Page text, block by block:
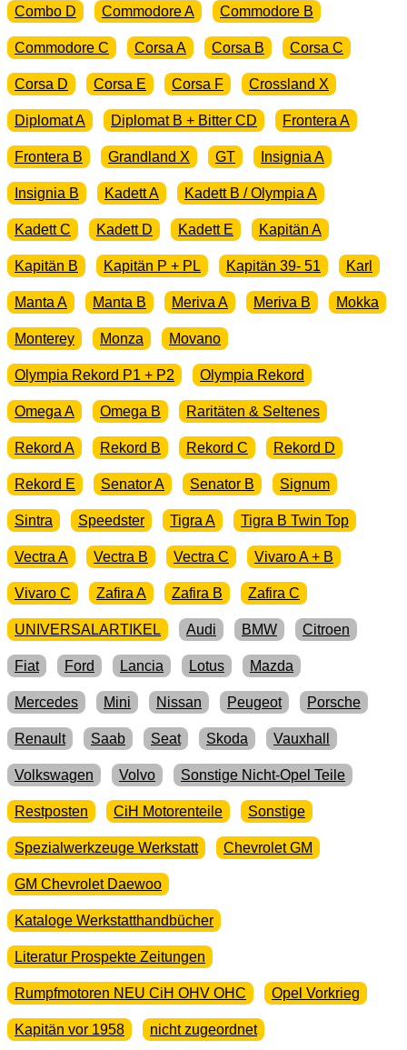
Combo D Commodore A Commodore B
Commodore C Corsa A Corsa B Corsa C
Corsa D Corsa E Corsa F Crossland X
Diplomat A Diplomat B + Bitter CD Frontera A
Frontera B Grandland X GT Insignia A
Insignia B Kadett A Kadett B / Olympia A
Kadett C Kadett D Kadett E Kapitän A
Kapitän B Kapitän P + PL Kapitän 39- 51 Karl
Manta A Manta B Meriva A Meriva B Mokka
Monterey Monza Movano
Olympia Rekord P1 + P2 Olympia Rekord
Omega A Omega B Raritäten & Seltenes
Rekord A Rekord B Rekord C Rekord D
Rekord E Senator A Senator B Signum
Sintra Speedster Tigra A Tigra B Twin Top
Vectra A Vectra B Vectra C Vivaro A + B
Vivaro C Zafira A Zafira B Zafira C
UNIVERSALARTIKEL Audi BMW Citroen
Fiat Ford Lancia Lotus Mazda
Mercedes Mini Nissan Peugeot Porsche
Renault Saab Seat Skoda Vauxhall
Volkswagen Volvo Sonstige Nicht-Opel Teile
Restposten CiH Motorenteile Sonstige
Spezialwerkzeuge Werkstatt Chevrolet GM
GM Chevrolet Daewoo
Kataloge Werkstatthandbücher
Literatur Prospekte Zeitungen
Rumpfmotoren NEU CiH OHV OHC Opel Vorkrieg
Kapitän vor 1958 nicht zugeordnet